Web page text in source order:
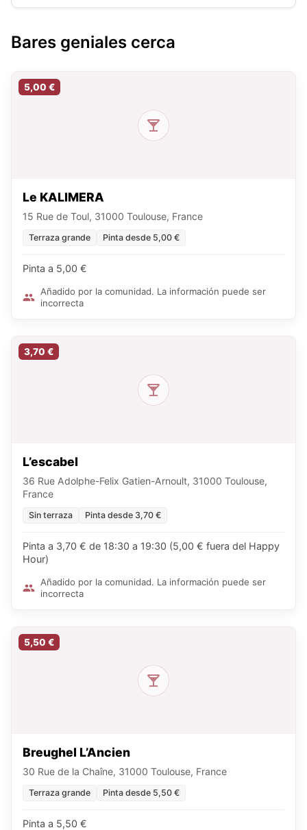
Bares geniales cerca
5,00 €
Le KALIMERA
15 Rue de Toul, 31000 Toulouse, France
Terraza grande Pinta desde 5,00 €
Pinta a 5,00 €
Añadido por la comunidad. La información puede ser
incorrecta
3,70 €
L’escabel
36 Rue Adolphe-Felix Gatien-Arnoult, 31000 Toulouse,
France
Sin terraza Pinta desde 3,70 €
Pinta a 3,70 € de 18:30 a 19:30 (5,00 € fuera del Happy
Hour)
Añadido por la comunidad. La información puede ser
incorrecta
5,50 €
Breughel L’Ancien
30 Rue de la Chaîne, 31000 Toulouse, France
Terraza grande Pinta desde 5,50 €
Pinta a 5,50 €